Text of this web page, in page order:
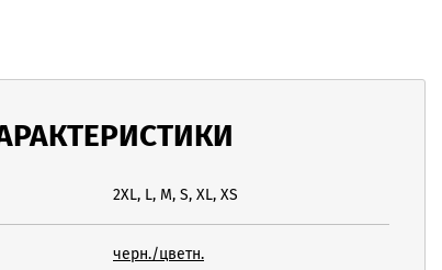
2XL, L, M, S, XL, XS
черн./цветн.